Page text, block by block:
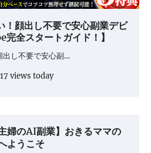
！顔出し不要で安心副業デビ
全スタートガイド！】
出し不要で安心副…
views today
婦のAI副業】おきるママの
ようこそ